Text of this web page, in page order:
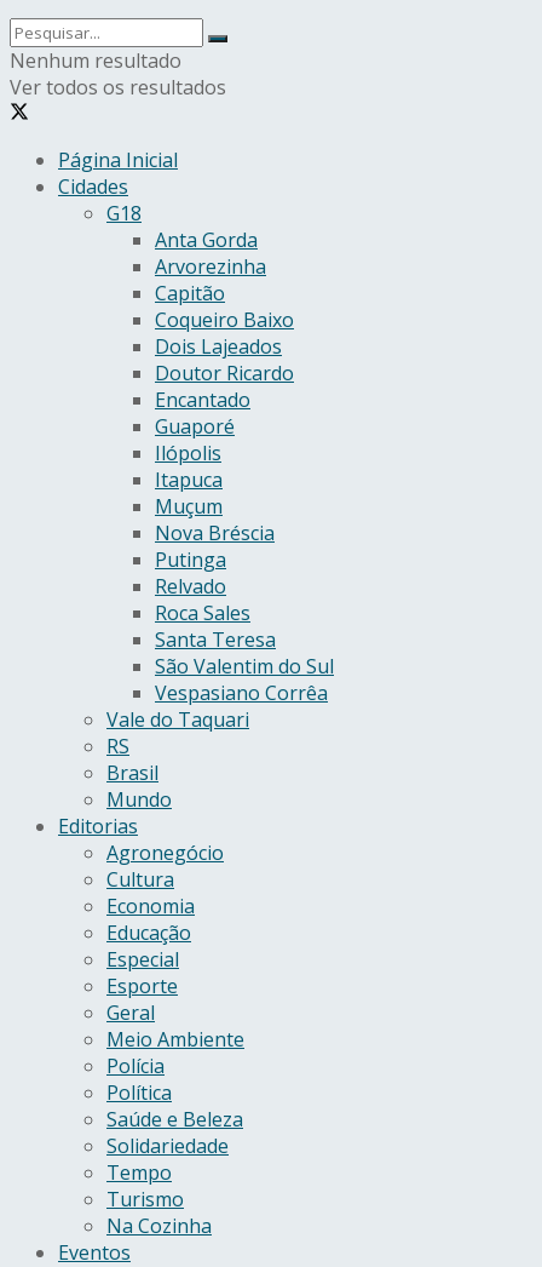
Nenhum resultado
Ver todos os resultados
Página Inicial
Cidades
G18
Anta Gorda
Arvorezinha
Capitão
Coqueiro Baixo
Dois Lajeados
Doutor Ricardo
Encantado
Guaporé
Ilópolis
Itapuca
Muçum
Nova Bréscia
Putinga
Relvado
Roca Sales
Santa Teresa
São Valentim do Sul
Vespasiano Corrêa
Vale do Taquari
RS
Brasil
Mundo
Editorias
Agronegócio
Cultura
Economia
Educação
Especial
Esporte
Geral
Meio Ambiente
Polícia
Política
Saúde e Beleza
Solidariedade
Tempo
Turismo
Na Cozinha
Eventos